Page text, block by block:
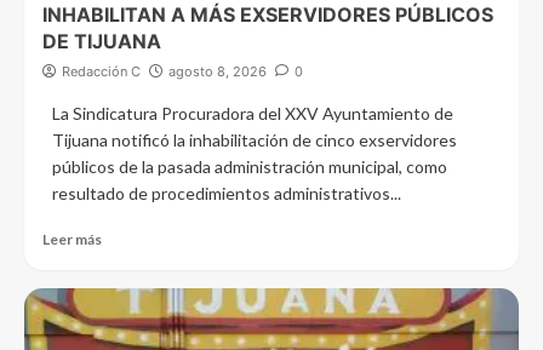
INHABILITAN A MÁS EXSERVIDORES PÚBLICOS
DE TIJUANA
Redacción C agosto 8, 2026 0
La Sindicatura Procuradora del XXV Ayuntamiento de
Tijuana notificó la inhabilitación de cinco exservidores
públicos de la pasada administración municipal, como
resultado de procedimientos administrativos...
Leer más